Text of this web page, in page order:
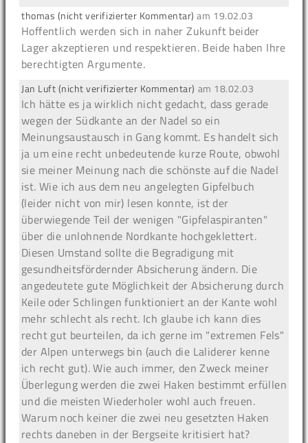
thomas (nicht verifizierter Kommentar) am 19.02.03
Hoffentlich werden sich in naher Zukunft beider
Lager akzeptieren und respektieren. Beide haben Ihre
berechtigten Argumente.
Jan Luft (nicht verifizierter Kommentar) am 18.02.03
Ich hätte es ja wirklich nicht gedacht, dass gerade
wegen der Südkante an der Nadel so ein
Meinungsaustausch in Gang kommt. Es handelt sich
ja um eine recht unbedeutende kurze Route, obwohl
sie meiner Meinung nach die schönste auf die Nadel
ist. Wie ich aus dem neu angelegten Gipfelbuch
(leider nicht von mir) lesen konnte, ist der
überwiegende Teil der wenigen "Gipfelaspiranten"
über die unlohnende Nordkante hochgeklettert.
Diesen Umstand sollte die Begradigung mit
gesundheitsfördernder Absicherung ändern. Die
angedeutete gute Möglichkeit der Absicherung durch
Keile oder Schlingen funktioniert an der Kante wohl
mehr schlecht als recht. Ich glaube ich kann dies
recht gut beurteilen, da ich gerne im "extremen Fels"
der Alpen unterwegs bin (auch die Laliderer kenne
ich recht gut). Wie auch immer, den Zweck meiner
Überlegung werden die zwei Haken bestimmt erfüllen
und die meisten Wiederholer wohl auch freuen.
Warum noch keiner die zwei neu gesetzten Haken
rechts daneben in der Bergseite kritisiert hat?